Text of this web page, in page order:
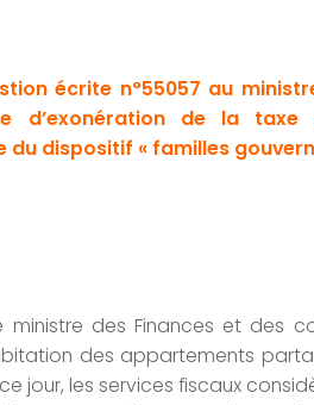
écrite n°55057 au
d’exonération de la taxe
dispositif « familles
ministre des Finances et des
des appartements
jour, les services fiscaux